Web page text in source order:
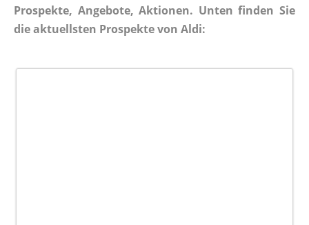
Prospekte, Angebote, Aktionen. Unten finden Sie
die aktuellsten Prospekte von Aldi: